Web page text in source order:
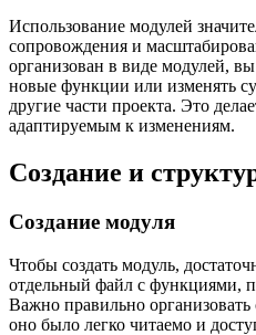
Использование модулей
сопровождения и
организован в виде модулей,
новые функции или изменять
другие части проекта. Это
адаптируемым к изменениям.
Создание и
Создание модуля
Чтобы создать модуль,
отдельный файл с функциями,
Важно правильно
оно было легко читаемо и